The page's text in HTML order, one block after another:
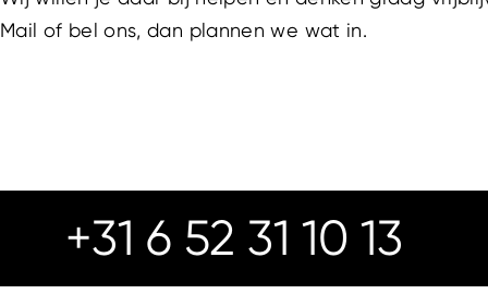
Mail of bel ons, dan plannen we wat in.
+31 6 52 31 10 13